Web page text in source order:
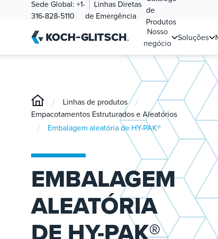
Sede Global: +1-
316-828-5110
Linhas Diretas
de Emergência
de
Produtos
Nosso
negócio
Soluções
/ Linhas de produtos /
Empacotamentos Estruturados e Aleatórios
/ Embalagem aleatória de HY-PAK®
EMBALAGEM
ALEATÓRIA
DE HY-PAK®